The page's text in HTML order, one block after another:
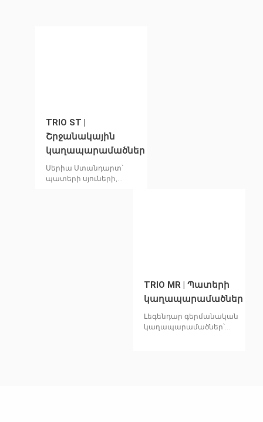
TRIO ST |
Շրջանակային
կաղապարամածներ
Սերիա Ստանդարտ՝
պատերի սյուների,
TRIO MR | Պատերի
կաղապարամածներ
Լեգենդար գերմանական
կաղապարամածներ՝